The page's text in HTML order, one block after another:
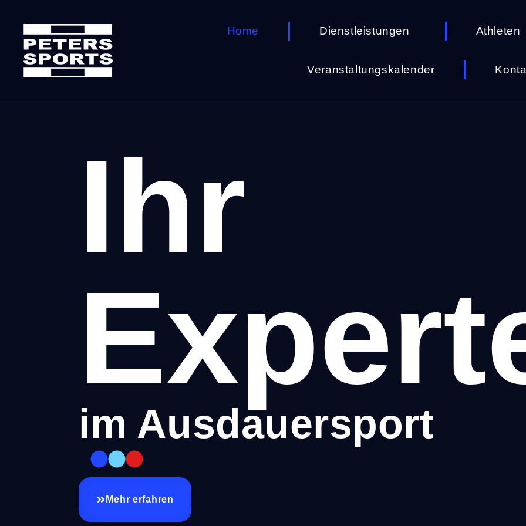
Home Dienstleistungen Athleten
Veranstaltungskalender
Ihr
im Ausdauersport
Mehr erfahren